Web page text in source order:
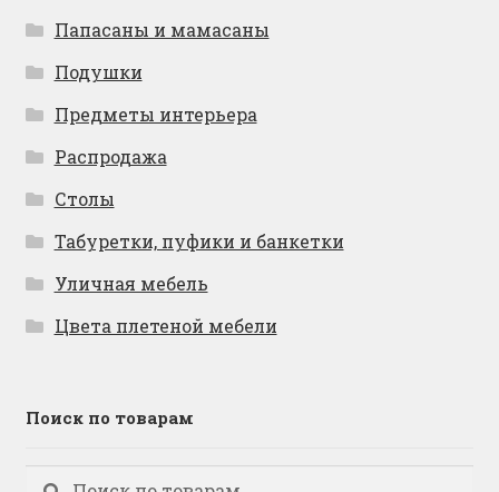
Папасаны и мамасаны
Подушки
Предметы интерьера
Распродажа
Столы
Табуретки, пуфики и банкетки
Уличная мебель
Цвета плетеной мебели
Поиск по товарам
Искать:
Поиск